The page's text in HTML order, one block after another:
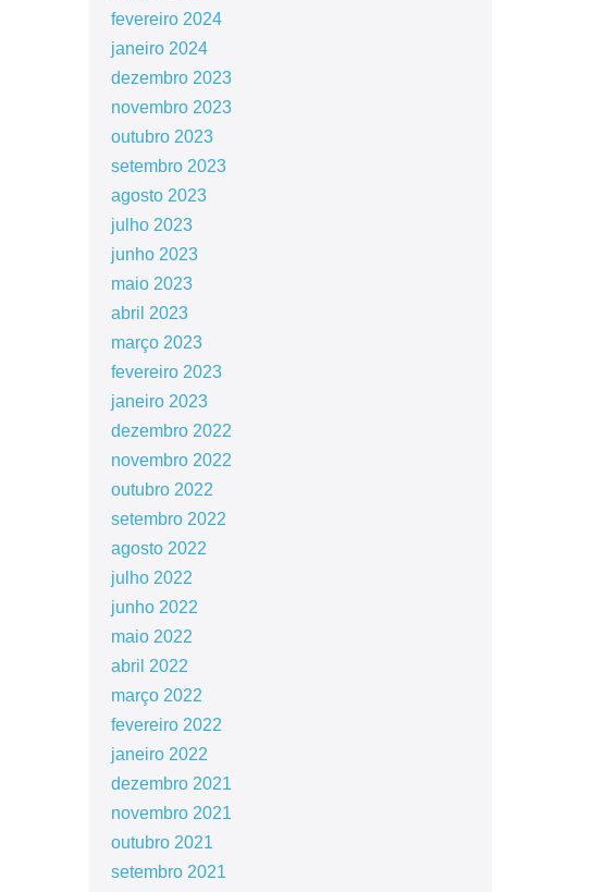
fevereiro 2024
janeiro 2024
dezembro 2023
novembro 2023
outubro 2023
setembro 2023
agosto 2023
julho 2023
junho 2023
maio 2023
abril 2023
março 2023
fevereiro 2023
janeiro 2023
dezembro 2022
novembro 2022
outubro 2022
setembro 2022
agosto 2022
julho 2022
junho 2022
maio 2022
abril 2022
março 2022
fevereiro 2022
janeiro 2022
dezembro 2021
novembro 2021
outubro 2021
setembro 2021